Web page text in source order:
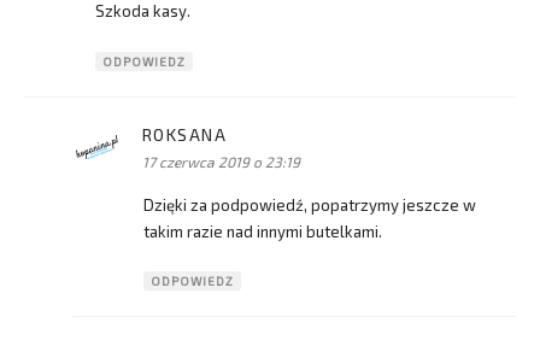
Szkoda kasy.
ODPOWIEDZ
ROKSANA
17 czerwca 2019 o 23:19
Dzięki za podpowiedź, popatrzymy jeszcze w
takim razie nad innymi butelkami.
ODPOWIEDZ